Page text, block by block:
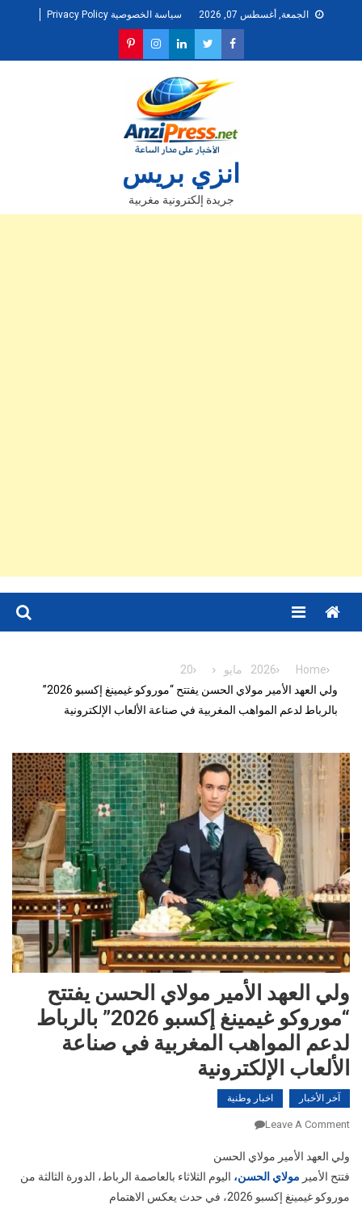
الجمعة, أغسطس 07, 2026 سياسة الخصوصية Privacy Policy
انزي بريس
جريدة إلكترونية مغربية
Menu
Home
2026 مايو
20
ولي العهد الأمير مولاي الحسن يفتتح “موروكو غيمينغ إكسبو 2026”
بالرباط لدعم المواهب المغربية في صناعة الألعاب الإلكترونية
ولي العهد الأمير مولاي الحسن يفتتح
“موروكو غيمينغ إكسبو 2026” بالرباط
لدعم المواهب المغربية في صناعة
الألعاب الإلكترونية
آخر الأخبار اخبار وطنية
Leave A Comment
العهد
الأمير
مولاي
ولي العهد الأمير مولاي الحسن
فتتح الأمير مولاي الحسن، اليوم الثلاثاء بالعاصمة الرباط، الدورة الثالثة من
موروكو غيمينغ إكسبو 2026، في حدث يعكس الاهتمام